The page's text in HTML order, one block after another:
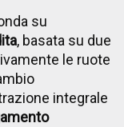
su
, basata su due
le ruote
integrale